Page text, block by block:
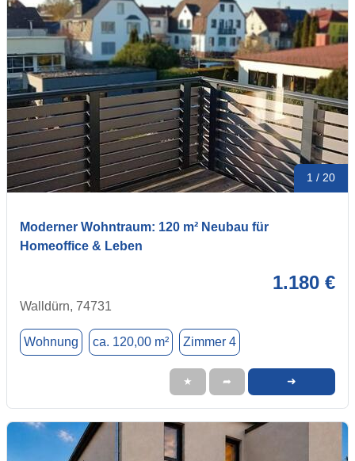
1 / 20
Moderner Wohntraum: 120 m² Neubau für
Homeoffice & Leben
1.180 €
Walldürn, 74731
Wohnung ca. 120,00 m² Zimmer 4
★ ➦ ➜